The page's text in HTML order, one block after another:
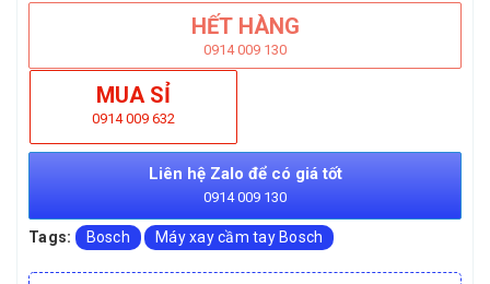
HẾT HÀNG
0914 009 130
MUA SỈ
0914 009 632
Liên hệ Zalo để có giá tốt
0914 009 130
Tags: Bosch Máy xay cầm tay Bosch